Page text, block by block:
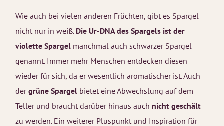
Wie auch bei vielen anderen Früchten, gibt es Spargel
nicht nur in weiß. Die Ur-DNA des Spargels ist der
violette Spargel manchmal auch schwarzer Spargel
genannt. Immer mehr Menschen entdecken diesen
wieder für sich, da er wesentlich aromatischer ist. Auch
dergrüne Spargel bietet eine Abwechslung auf dem
Teller und braucht darüber hinaus auch nicht geschält
zu werden. Ein weiterer Pluspunkt und Inspiration für